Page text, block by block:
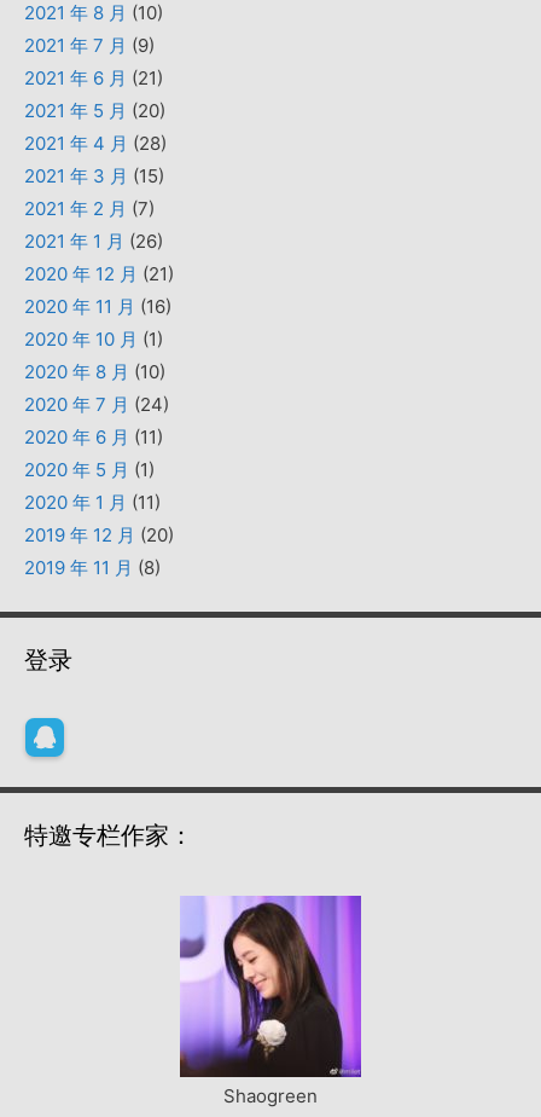
2021 年 8 月 (10)
2021 年 7 月 (9)
2021 年 6 月 (21)
2021 年 5 月 (20)
2021 年 4 月 (28)
2021 年 3 月 (15)
2021 年 2 月 (7)
2021 年 1 月 (26)
2020 年 12 月 (21)
2020 年 11 月 (16)
2020 年 10 月 (1)
2020 年 8 月 (10)
2020 年 7 月 (24)
2020 年 6 月 (11)
2020 年 5 月 (1)
2020 年 1 月 (11)
2019 年 12 月 (20)
2019 年 11 月 (8)
登录
特邀专栏作家：
Shaogreen